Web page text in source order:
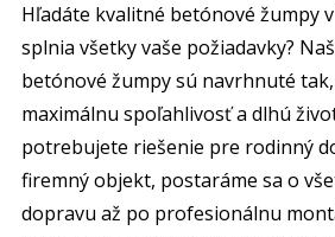
Hľadáte kvalitné betónové žumpy
splnia všetky vaše požiadavky?
betónové žumpy sú navrhnuté
maximálnu spoľahlivosť a dlhú
potrebujete riešenie pre rodinný
firemný objekt, postaráme sa o
dopravu až po profesionálnu